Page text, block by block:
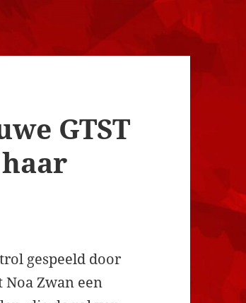
GTST
gespeeld door
Noa Zwan een